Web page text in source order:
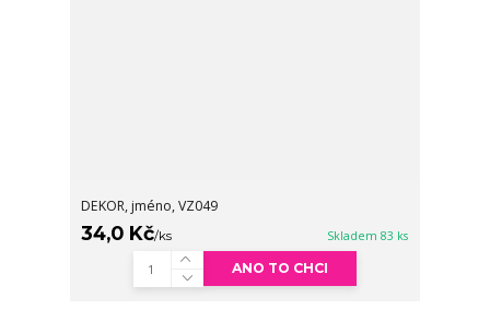
DEKOR, jméno, VZ049
34,0 Kč/ks Skladem 83 ks
ANO TO CHCI